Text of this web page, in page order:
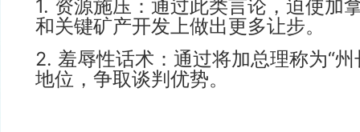
1. 资源施压：通过此类言论，迫使加
和关键矿产开发上做出更多让步。
2. 羞辱性话术：通过将加总理称为“
地位，争取谈判优势。